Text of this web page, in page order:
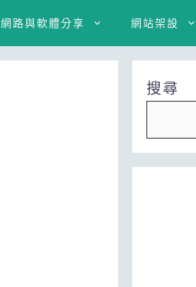
網路與軟體分享 網站架設
搜尋